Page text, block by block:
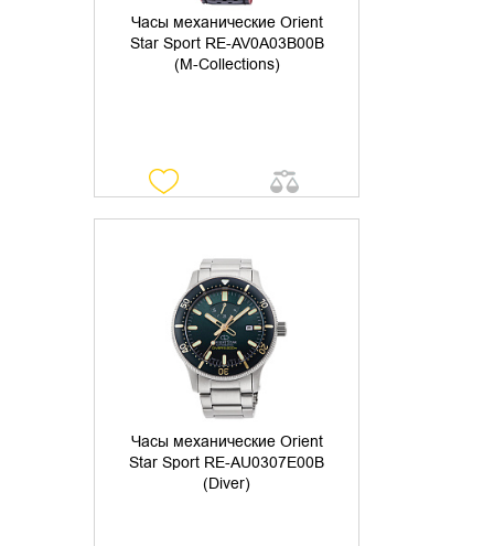
Часы механические Orient
Star Sport RE-AV0A03B00B
(M-Collections)
Часы механические Orient
Star Sport RE-AU0307E00B
(Diver)
УТОЧНИТЬ НАЛИЧИЕ